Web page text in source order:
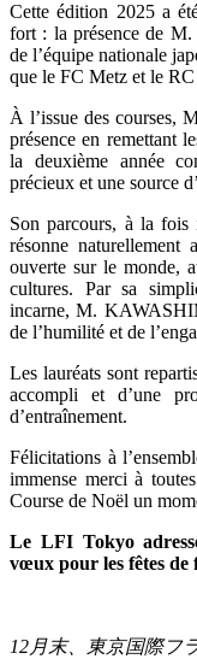
Cette édition 2025 a
fort : la présence de
de l’équipe nationale
que le FC Metz et le RC
À l’issue des courses,
présence en remettant
la deuxième année
précieux et une source
Son parcours, à la fois
résonne
ouverte sur le monde,
cultures. Par sa
incarne, M.
de l’humilité et de
Les lauréats sont
accompli et d’une
d’entraînement.
Félicitations à
immense merci à
Course de Noël un
Le LFI Tokyo
vœux pour les fêtes de
12月末、東京国際フ